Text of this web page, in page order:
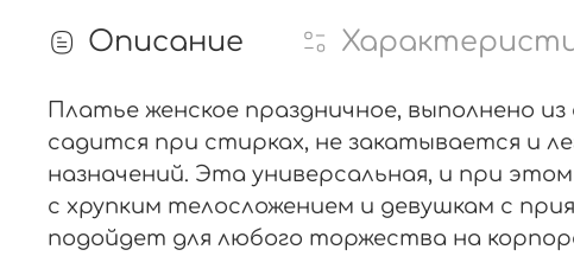
Описание
Платье женское праздничное, выполнено
садится при стирках, не закатывается и
назначений. Эта универсальная, и при
с хрупким телосложением и девушкам с
подойдет для любого торжества на